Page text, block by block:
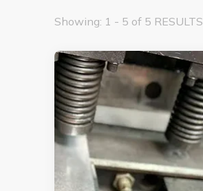
Showing: 1 - 5 of 5 RESULTS